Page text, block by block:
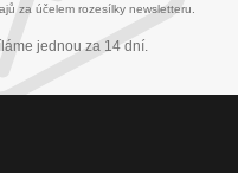
za účelem rozesílky newsletteru.
jednou za 14 dní.